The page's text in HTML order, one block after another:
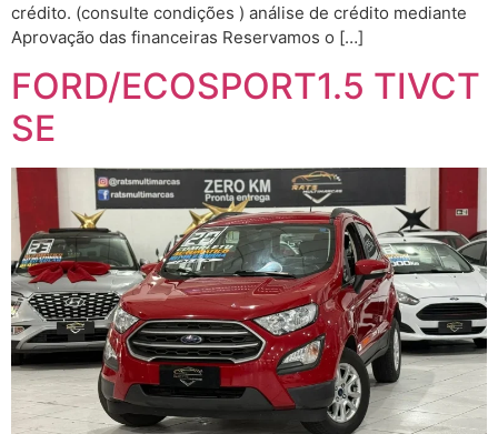
crédito. (consulte condições ) análise de crédito mediante
Aprovação das financeiras Reservamos o […]
FORD/ECOSPORT1.5 TIVCT
SE